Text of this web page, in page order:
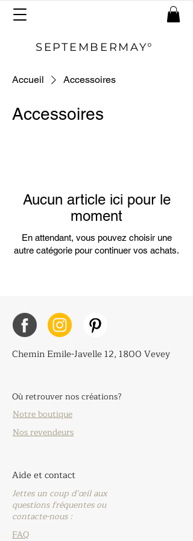
SEPTEMBERMAY°
Accueil Accessoires
Accessoires
Aucun article ici pour le
moment
En attendant, vous pouvez choisir une
autre catégorie pour continuer vos achats.
Chemin Emile-Javelle 12, 1800 Vevey
Où retrouver nos créations?
Notre boutique
Nos revendeurs
Aide et contact
Jettes un coup d’œil aux
questions fréquentes ou
contacte-nous :
FAQ